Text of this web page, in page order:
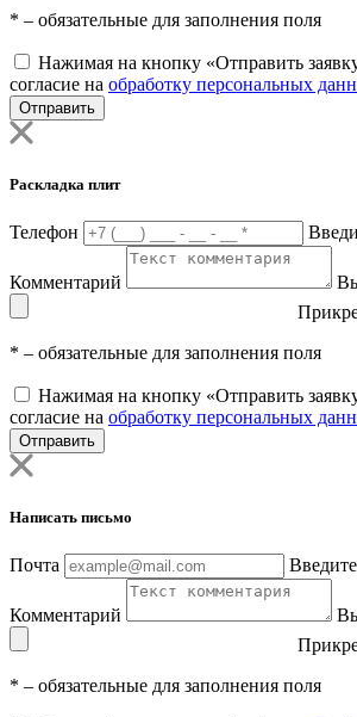
* – обязательные для заполнения поля
Нажимая на кнопку «Отправить
согласие на обработку персональных
Отправить
Раскладка плит
Телефон
Комментарий
* – обязательные для заполнения поля
Нажимая на кнопку «Отправить
согласие на обработку персональных
Отправить
Написать письмо
Почта
Комментарий
* – обязательные для заполнения поля